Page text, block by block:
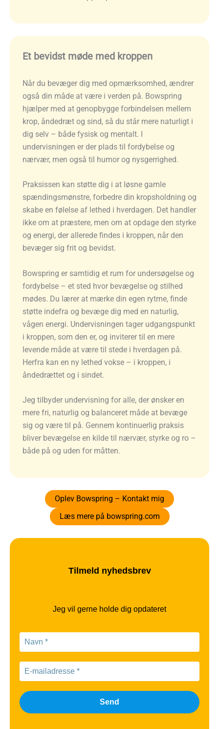
Et bevidst møde med kroppen
Når du bevæger dig med opmærksomhed, ændrer
også din måde at være i verden på. Bowspring
hjælper med at genopbygge forbindelsen mellem
krop, åndedræt og sind, så du står mere naturligt i
dig selv – både fysisk og mentalt. I
undervisningen er der plads til fordybelse og
nærvær, men også til humor og nysgerrighed.
Praksissen kan støtte dig i at løsne gamle
spændingsmønstre, forbedre din kropsholdning og
skabe en følelse af lethed i hverdagen. Det handler
ikke om at præstere, men om at opdage den styrke
og energi, der allerede findes i kroppen, når den
bevæger sig frit og bevidst.
Bowspring er samtidig et rum for undersøgelse og
fordybelse – et sted hvor bevægelse og stilhed
mødes. Du lærer at mærke din egen rytme, finde
støtte indefra og bevæge dig med en naturlig,
vågen energi. Undervisningen tager udgangspunkt
i kroppen, som den er, og inviterer til en mere
levende måde at være til stede i hverdagen på.
Herfra kan en ny lethed vokse – i kroppen, i
åndedrættet og i sindet.
Jeg tilbyder undervisning for alle, der ønsker en
mere fri, naturlig og balanceret måde at bevæge
sig og være til på. Gennem kontinuerlig praksis
bliver bevægelse en kilde til nærvær, styrke og ro –
både på og uden for måtten.
Oplev Bowspring – Kontakt mig
Læs mere på bowspring.com
Tilmeld nyhedsbrev
Jeg vil gerne holde dig opdateret